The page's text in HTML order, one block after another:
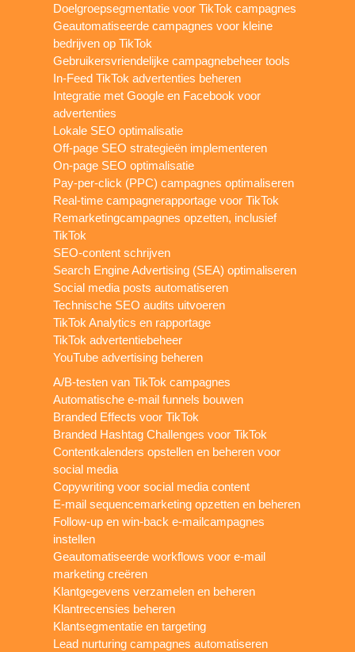
Doelgroepsegmentatie voor TikTok campagnes
Geautomatiseerde campagnes voor kleine
bedrijven op TikTok
Gebruikersvriendelijke campagnebeheer tools
In-Feed TikTok advertenties beheren
Integratie met Google en Facebook voor
advertenties
Lokale SEO optimalisatie
Off-page SEO strategieën implementeren
On-page SEO optimalisatie
Pay-per-click (PPC) campagnes optimaliseren
Real-time campagnerapportage voor TikTok
Remarketingcampagnes opzetten, inclusief
TikTok
SEO-content schrijven
Search Engine Advertising (SEA) optimaliseren
Social media posts automatiseren
Technische SEO audits uitvoeren
TikTok Analytics en rapportage
TikTok advertentiebeheer
YouTube advertising beheren
A/B-testen van TikTok campagnes
Automatische e-mail funnels bouwen
Branded Effects voor TikTok
Branded Hashtag Challenges voor TikTok
Contentkalenders opstellen en beheren voor
social media
Copywriting voor social media content
E-mail sequencemarketing opzetten en beheren
Follow-up en win-back e-mailcampagnes
instellen
Geautomatiseerde workflows voor e-mail
marketing creëren
Klantgegevens verzamelen en beheren
Klantrecensies beheren
Klantsegmentatie en targeting
Lead nurturing campagnes automatiseren